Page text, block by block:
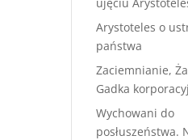
Arystoteles o
państwa
Zaciemnianie,
Gadka
Wychowani do
posłuszeństwa.